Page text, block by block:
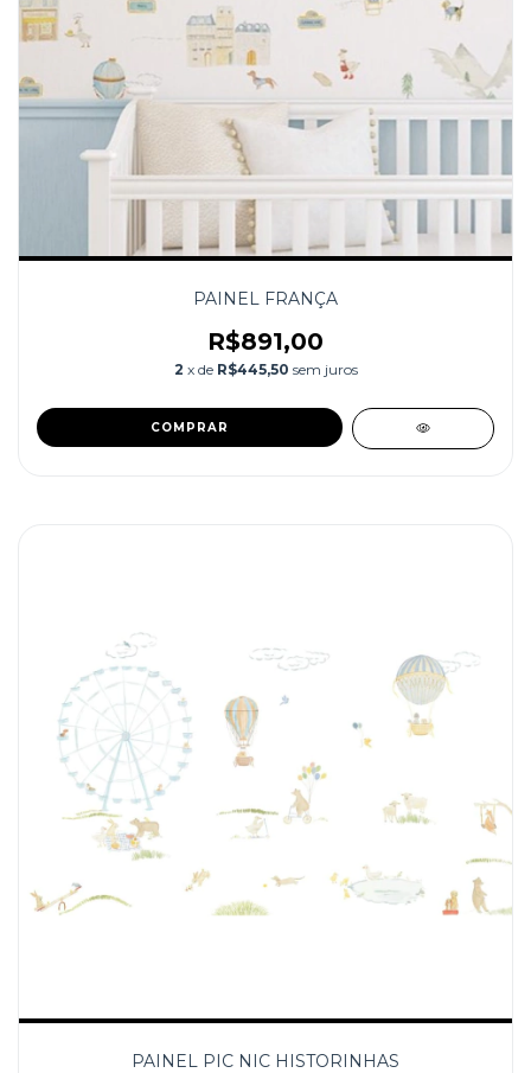
PAINEL FRANÇA
R$891,00
2 x de R$445,50 sem juros
PAINEL PIC NIC HISTORINHAS